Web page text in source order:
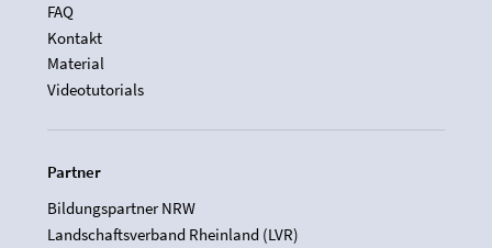
FAQ
Kontakt
Material
Videotutorials
Partner
Bildungspartner NRW
Landschaftsverband Rheinland (LVR)